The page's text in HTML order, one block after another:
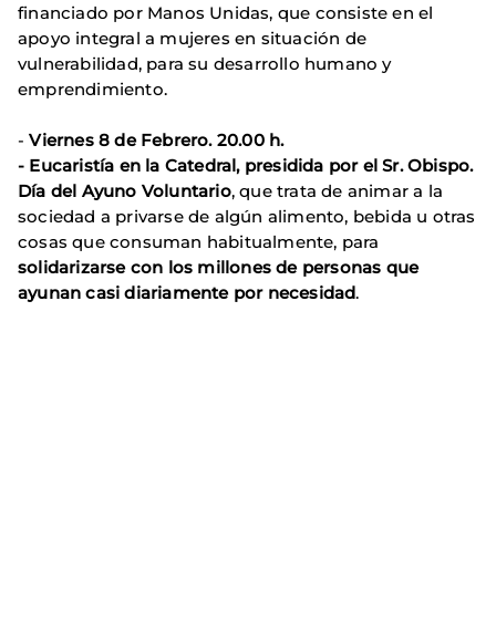
financiado por Manos Unidas, que consiste en el
apoyo integral a mujeres en situación de
vulnerabilidad, para su desarrollo humano y
emprendimiento.
-Viernes 8 de Febrero. 20.00 h.
- Eucaristía en la Catedral, presidida por el Sr. Obispo.
Día del Ayuno Voluntario, que trata de animar a la
sociedad a privarse de algún alimento, bebida u otras
cosas que consuman habitualmente, para
solidarizarse con los millones de personas que
ayunan casi diariamente por necesidad.